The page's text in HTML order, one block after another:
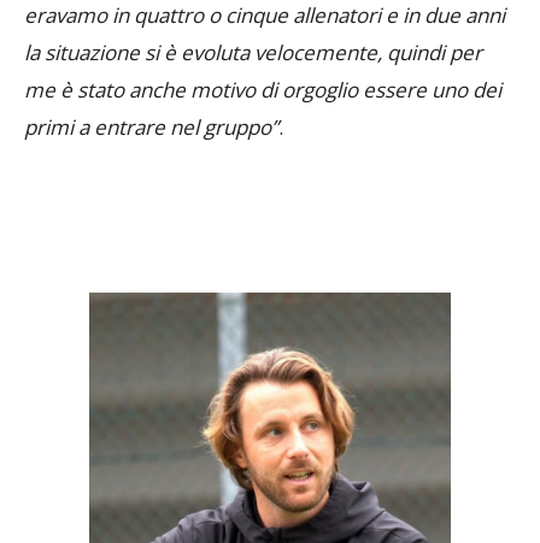
eravamo in quattro o cinque allenatori e in due anni
la situazione si è evoluta velocemente, quindi per
me è stato anche motivo di orgoglio essere uno dei
primi a entrare nel gruppo”.